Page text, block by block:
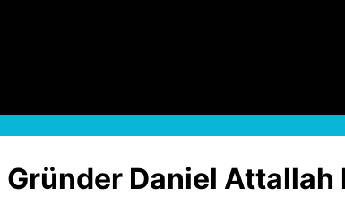
Daniel Attallah